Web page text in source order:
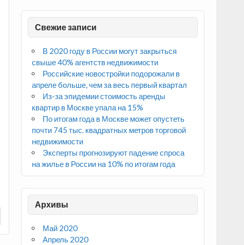
Свежие записи
В 2020 году в России могут закрыться
свыше 40% агентств недвижимости
Российские новостройки подорожали в
апреле больше, чем за весь первый квартал
Из-за эпидемии стоимость аренды
квартир в Москве упала на 15%
По итогам года в Москве может опустеть
почти 745 тыс. квадратных метров торговой
недвижимости
Эксперты прогнозируют падение спроса
на жилье в России на 10% по итогам года
Архивы
Май 2020
Апрель 2020